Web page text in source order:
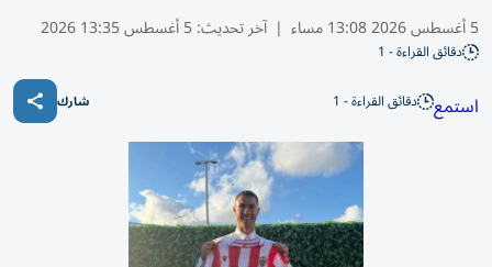
5 أغسطس 2026 13:08 مساء | آخر تحديث:5 أغسطس 13:35 2026
دقائق القراءة - 1
استمع دقائق القراءة - 1 شارك